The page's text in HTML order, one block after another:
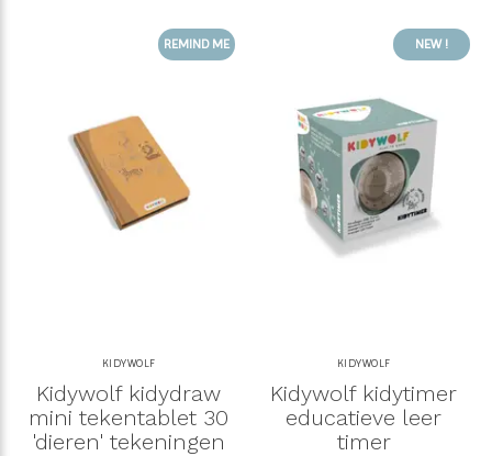
REMIND ME
KIDYWOLF
Kidywolf kidydraw
mini tekentablet 30
'dieren' tekeningen
NEW !
KIDYWOLF
Kidywolf kidytimer
educatieve leer
timer